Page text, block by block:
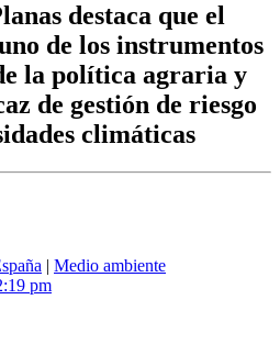
destaca que el
de los instrumentos
la política agraria y
de gestión de riesgo
climáticas
| Medio ambiente
pm